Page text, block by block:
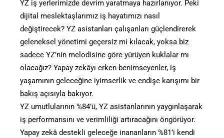
YZ iş yerlerimizde devrim yaratmaya hazırlanıyor. Peki
dijital meslektaşlarımız iş hayatımızı nasıl
değiştirecek? YZ asistanları çalışanları güçlendirerek
geleneksel yönetimi geçersiz mi kılacak, yoksa biz
sadece YZ’nin melodisine göre yürüyen kuklalar mı
olacağız? Yapay zekâyı erken benimseyenler, iş
yaşamının geleceğine iyimserlik ve endişe karışımı bir
bakış açısıyla bakıyor.
YZ umutlularının %84’ü, YZ asistanlarının yaygınlaşarak
iş performansını ve verimliliği artıracağını öngörüyor.
Yapay zekâ destekli geleceğe inananların %81’i kendi